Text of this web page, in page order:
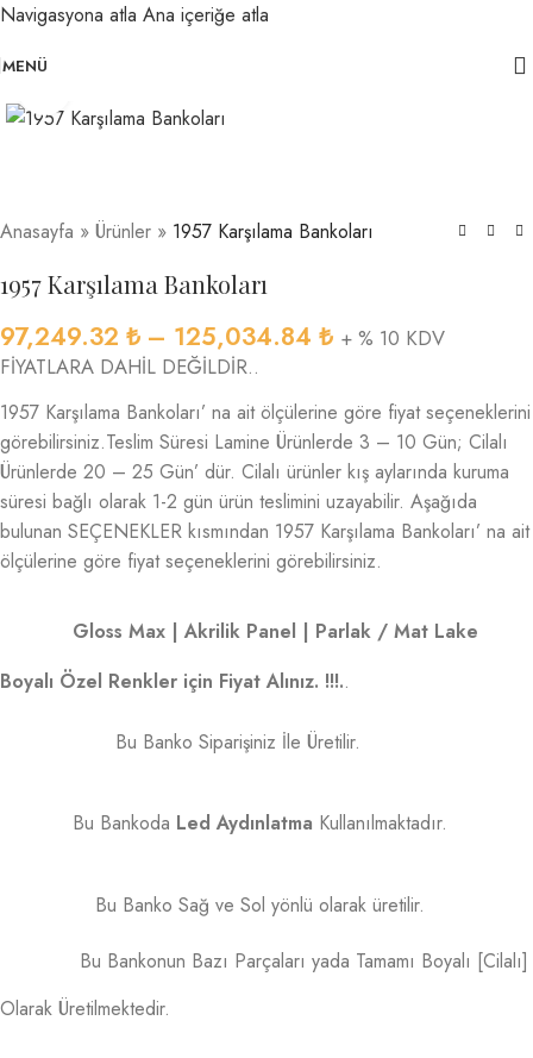
Navigasyona atla Ana içeriğe atla
MENÜ
Anasayfa » Ürünler » 1957 Karşılama Bankoları
1957 Karşılama Bankoları
97,249.32 ₺ – 125,034.84 ₺ + % 10 KDV
FİYATLARA DAHİL DEĞİLDİR..
1957 Karşılama Bankoları’ na ait ölçülerine göre fiyat seçeneklerini
görebilirsiniz.Teslim Süresi Lamine Ürünlerde 3 – 10 Gün; Cilalı
Ürünlerde 20 – 25 Gün’ dür. Cilalı ürünler kış aylarında kuruma
süresi bağlı olarak 1-2 gün ürün teslimini uzayabilir. Aşağıda
bulunan SEÇENEKLER kısmından 1957 Karşılama Bankoları’ na ait
ölçülerine göre fiyat seçeneklerini görebilirsiniz.
Gloss Max | Akrilik Panel | Parlak / Mat Lake
Boyalı Özel Renkler için Fiyat Alınız. !!!..
Bu Banko Siparişiniz İle Üretilir.
Bu Bankoda Led Aydınlatma Kullanılmaktadır.
Bu Banko Sağ ve Sol yönlü olarak üretilir.
Bu Bankonun Bazı Parçaları yada Tamamı Boyalı [Cilalı]
Olarak Üretilmektedir.